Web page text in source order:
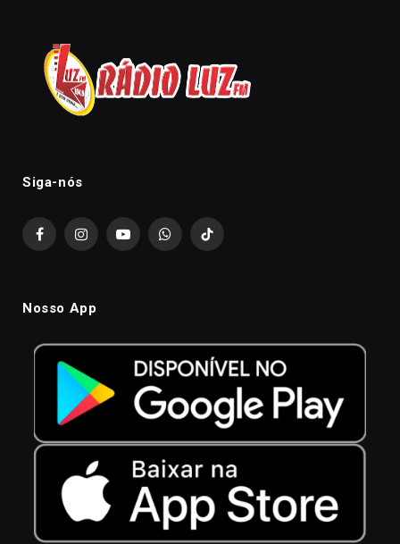
Siga-nós
FacebookInstagramYouTubeWhatsAppTikTok
Nosso App